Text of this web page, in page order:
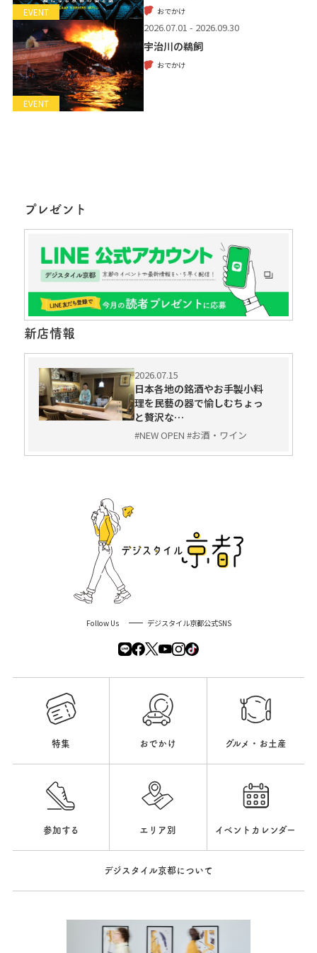
EVENT おでかけ
EVENT
2026.07.01 - 2026.09.30
宇治川の鵜飼
おでかけ
プレゼント
新店情報
2026.07.15
日本各地の銘酒やお手製小料
理を民藝の器で愉しむちょっ
と贅沢な…
#NEW OPEN #お酒・ワイン
Follow Us デジスタイル京都公式SNS
特集 おでかけ グルメ・お土産
参加する エリア別 イベントカレンダー
デジスタイル京都について